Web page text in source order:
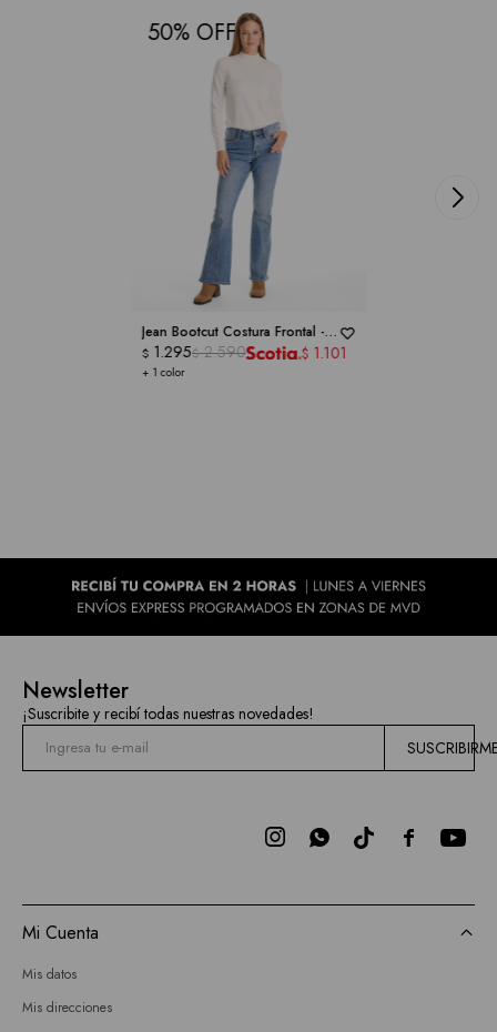
50
Jean Bootcut Costura Frontal -
ROYALTY COLLECTION
+ 1 color
$ 1.295$ 2.590 $ 1.101
Newsletter
¡Suscribite y recibí todas nuestras novedades!

 
Mi Cuenta
Mis datos
Mis direcciones